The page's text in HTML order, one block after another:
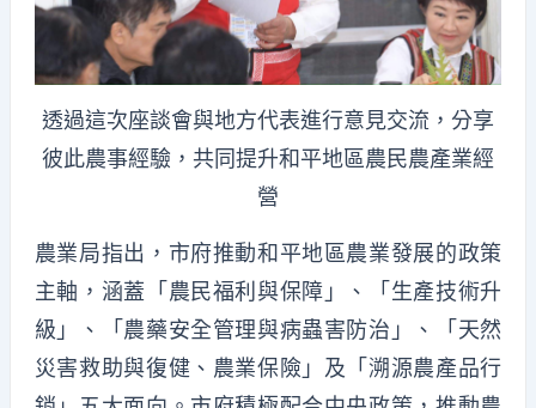
透過這次座談會與地方代表進行意見交流，分享
彼此農事經驗，共同提升和平地區農民農產業經
營
農業局指出，市府推動和平地區農業發展的政策
主軸，涵蓋「農民福利與保障」、「生產技術升
級」、「農藥安全管理與病蟲害防治」、「天然
災害救助與復健、農業保險」及「溯源農產品行